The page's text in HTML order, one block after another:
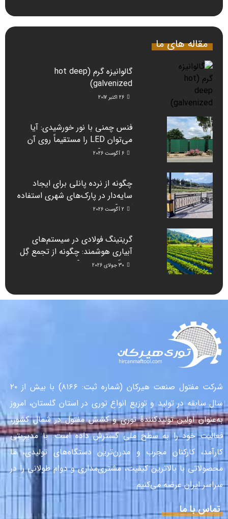
مقاله های ما
گالوانیزه گرم (hot deep
galvenized)
26 اکتبر 2017
فنس چمنی با نور خورشیدی: آیا
می‌توان LED را مستقیماً روی آن
نصب کرد؟
6 آگوست 2026
چگونه از نرده پانلی برای ایجاد
سایه‌دار در پارک‌های شهری استفاده
کنیم؟
2 آگوست 2026
گریتینگ فولادی در سیستم‌های
آبیاری هوشمند: چگونه از تجمع گِل
جلوگیری می‌کند؟
30 جولای 2026
شرکت مفتول صنعت هیرکان (شماره ثبت: ۸۱۶۶) با بیش از ۲۰
سال سابقه در تولید و توزیع انواع توری در استان گلستان، امروز
به‌عنوان اولین تولیدکنندهٔ توری و کشش مفتول در شمال کشور،
فعالیت خود را به سطح ملی گسترش داده است. با مدیریتی
کارآمد، کارکنان مجرب و مدرن‌ترین دستگاه‌های تولیدی، ما
محصولاتی با بالاترین کیفیت، مشتری‌مداری و دوام طولانی را در
سراسر ایران عرضه می‌کنیم.
تماس با ما